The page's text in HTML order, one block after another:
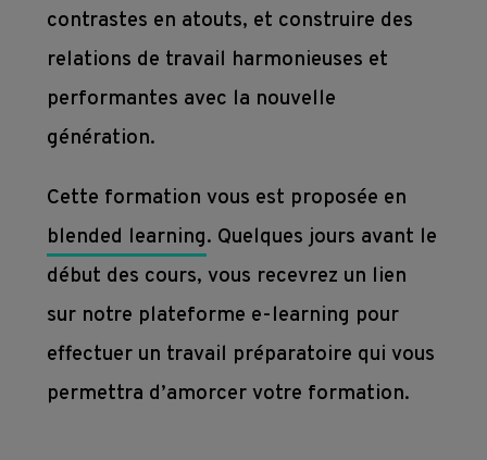
Liens
Subventions
contractuelles
de
formation
contrastes en atouts, et construire des
relations de travail harmonieuses et
performantes avec la nouvelle
génération.
Cette formation vous est proposée en
blended learning. Quelques jours avant le
début des cours, vous recevrez un lien
sur notre plateforme e-learning pour
effectuer un travail préparatoire qui vous
permettra d’amorcer votre formation.